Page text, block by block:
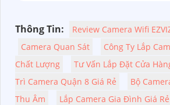
Thông Tin:
Review Camera Wifi
Camera Quan Sát
Công Ty Lắp
Chất Lượng
Tư Vấn Lắp Đặt Cửa
Trì Camera Quận 8 Giá Rẻ
Bộ
Thu Âm
Lắp Camera Gia Đình Giá Rẻ